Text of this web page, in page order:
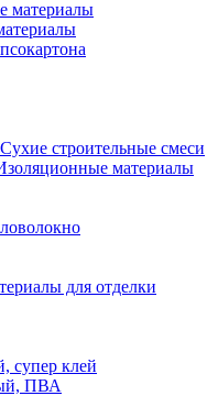
Сухие строительные смеси
материалы
для отделки
супер клей
ПВА